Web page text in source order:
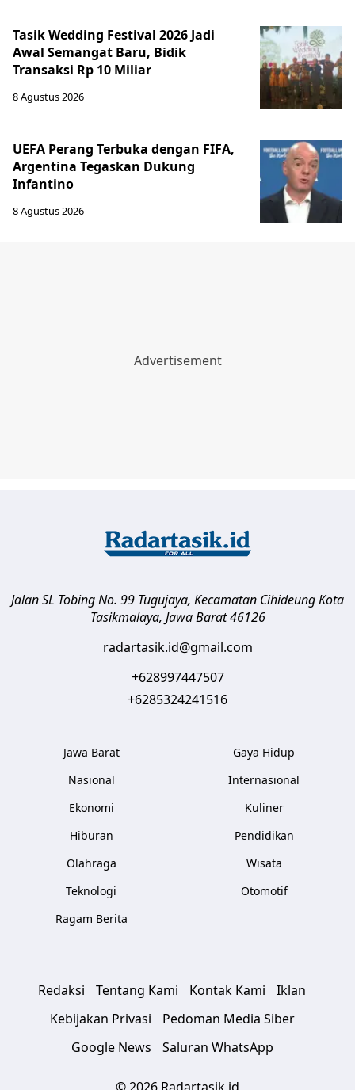
Tasik Wedding Festival 2026 Jadi
Awal Semangat Baru, Bidik
Transaksi Rp 10 Miliar
8 Agustus 2026
UEFA Perang Terbuka dengan FIFA,
Argentina Tegaskan Dukung
Infantino
8 Agustus 2026
Jalan SL Tobing No. 99 Tugujaya, Kecamatan CihideungKota
Tasikmalaya, Jawa Barat 46126
radartasik.id@gmail.com
+628997447507
+6285324241516
Jawa Barat
Nasional
Ekonomi
Hiburan
Olahraga
Teknologi
Ragam Berita
Gaya Hidup
Internasional
Kuliner
Pendidikan
Wisata
Otomotif
Redaksi Tentang Kami Kontak Kami
Iklan
Kebijakan Privasi
Pedoman Media Siber
Google News
Saluran WhatsApp
© 2026 Radartasik.id